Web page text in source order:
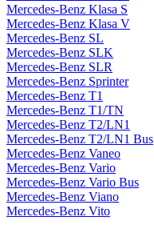
Mercedes-Benz Klasa S
Mercedes-Benz Klasa V
Mercedes-Benz SL
Mercedes-Benz SLK
Mercedes-Benz SLR
Mercedes-Benz Sprinter
Mercedes-Benz T1
Mercedes-Benz T1/TN
Mercedes-Benz T2/LN1
Mercedes-Benz T2/LN1 Bus
Mercedes-Benz Vaneo
Mercedes-Benz Vario
Mercedes-Benz Vario Bus
Mercedes-Benz Viano
Mercedes-Benz Vito